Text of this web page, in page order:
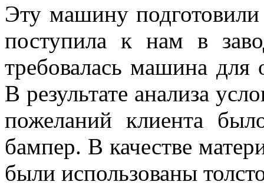
Эту машину
поступила к нам в
требовалась машина для
В результате анализа
пожеланий клиента
бампер. В качестве
были использованы